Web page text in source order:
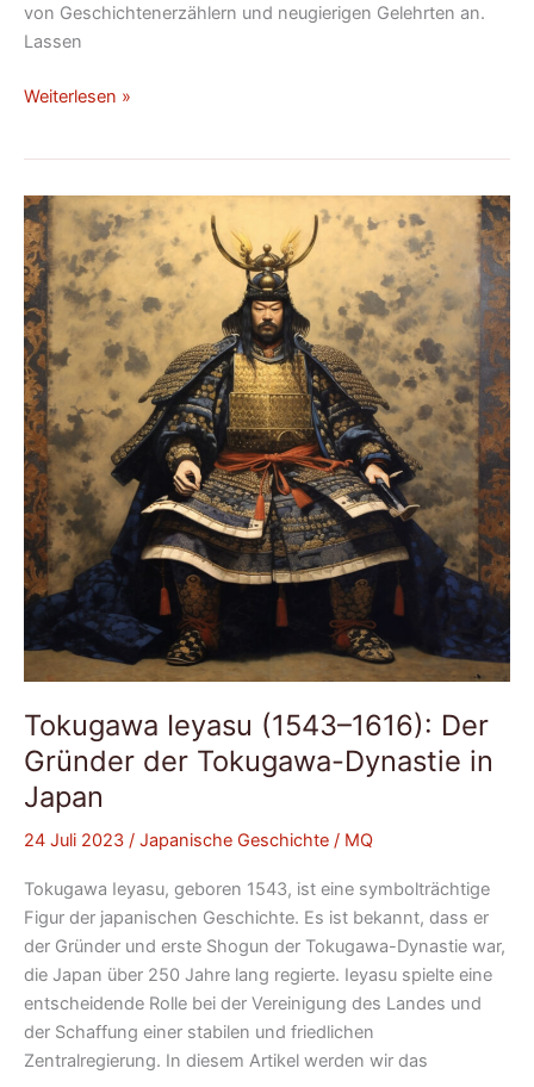
von Geschichtenerzählern und neugierigen Gelehrten an.
Lassen
Weiterlesen »
Tokugawa Ieyasu (1543–1616): Der
Gründer der Tokugawa-Dynastie in
Japan
24 Juli 2023 / Japanische Geschichte / MQ
Tokugawa Ieyasu, geboren 1543, ist eine symbolträchtige
Figur der japanischen Geschichte. Es ist bekannt, dass er
der Gründer und erste Shogun der Tokugawa-Dynastie war,
die Japan über 250 Jahre lang regierte. Ieyasu spielte eine
entscheidende Rolle bei der Vereinigung des Landes und
der Schaffung einer stabilen und friedlichen
Zentralregierung. In diesem Artikel werden wir das
Tokugawa
Ieyasu
(1543–
1616):
Der
Gründer
der
Tokugawa-
Dynastie
in
Japan